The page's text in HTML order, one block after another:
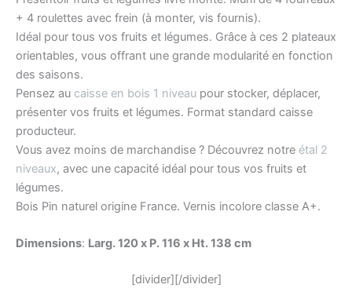
+ 4 roulettes avec frein (à monter, vis fournis).
Idéal pour tous vos fruits et légumes. Grâce à ces 2 plateaux
orientables, vous offrant une grande modularité en fonction
des saisons.
Pensez au caisse en bois 1 niveau pour stocker, déplacer,
présenter vos fruits et légumes. Format standard caisse
producteur.
Vous avez moins de marchandise ? Découvrez notre étal 2
niveaux, avec une capacité idéal pour tous vos fruits et
légumes.
Bois Pin naturel origine France. Vernis incolore classe A+.
Dimensions: Larg. 120 x P. 116 x Ht. 138 cm
[divider][/divider]